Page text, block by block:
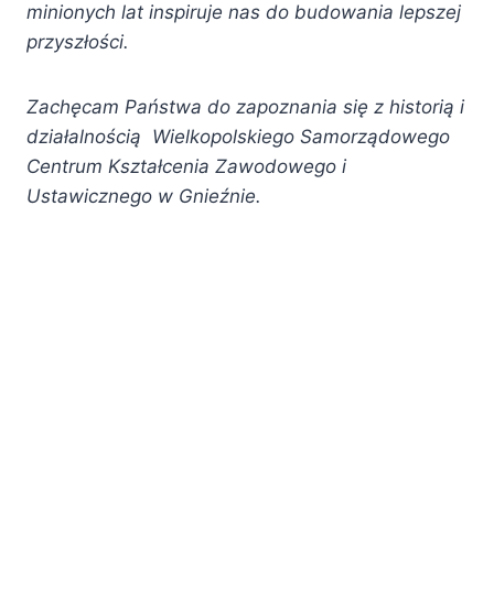
minionych lat inspiruje nas do budowania lepszej
przyszłości.
Zachęcam Państwa do zapoznania się z historią i
działalnością Wielkopolskiego Samorządowego
Centrum Kształcenia Zawodowego i
Ustawicznego w Gnieźnie.